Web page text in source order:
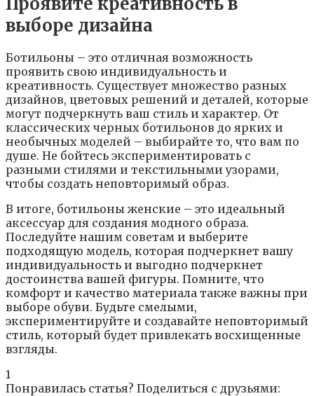
выборе дизайна
Ботильоны – это отличная возможность
проявить свою индивидуальность и
креативность. Существует множество разных
дизайнов, цветовых решений и деталей, которые
могут подчеркнуть ваш стиль и характер. От
классических черных ботильонов до ярких и
необычных моделей – выбирайте то, что вам по
душе. Не бойтесь экспериментировать с
разными стилями и текстильными узорами,
чтобы создать неповторимый образ.
В итоге, ботильоны женские – это идеальный
аксессуар для создания модного образа.
Последуйте нашим советам и выберите
подходящую модель, которая подчеркнет вашу
индивидуальность и выгодно подчеркнет
достоинства вашей фигуры. Помните, что
комфорт и качество материала также важны при
выборе обуви. Будьте смелыми,
экспериментируйте и создавайте неповторимый
стиль, который будет привлекать восхищенные
взгляды.
1
Понравилась статья? Поделиться с друзьями: